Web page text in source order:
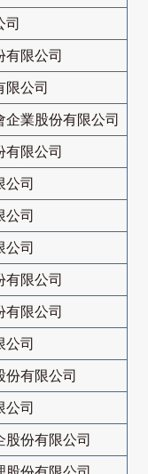
司
有限公司
限公司
業股份有限公司
有限公司
公司
公司
公司
有限公司
有限公司
公司
份有限公司
公司
股份有限公司